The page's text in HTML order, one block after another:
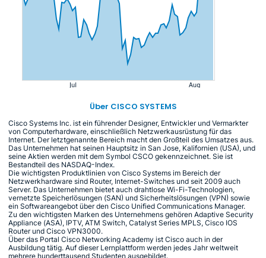
Über CISCO SYSTEMS
Cisco Systems Inc. ist ein führender Designer, Entwickler und Vermarkter
von Computerhardware, einschließlich Netzwerkausrüstung für das
Internet. Der letztgenannte Bereich macht den Großteil des Umsatzes aus.
Das Unternehmen hat seinen Hauptsitz in San Jose, Kalifornien (USA), und
seine Aktien werden mit dem Symbol CSCO gekennzeichnet. Sie ist
Bestandteil des NASDAQ-Index.
Die wichtigsten Produktlinien von Cisco Systems im Bereich der
Netzwerkhardware sind Router, Internet-Switches und seit 2009 auch
Server. Das Unternehmen bietet auch drahtlose Wi-Fi-Technologien,
vernetzte Speicherlösungen (SAN) und Sicherheitslösungen (VPN) sowie
ein Softwareangebot über den Cisco Unified Communications Manager.
Zu den wichtigsten Marken des Unternehmens gehören Adaptive Security
Appliance (ASA), IPTV, ATM Switch, Catalyst Series MPLS, Cisco IOS
Router und Cisco VPN3000.
Über das Portal Cisco Networking Academy ist Cisco auch in der
Ausbildung tätig. Auf dieser Lernplattform werden jedes Jahr weltweit
mehrere hunderttausend Studenten ausgebildet.